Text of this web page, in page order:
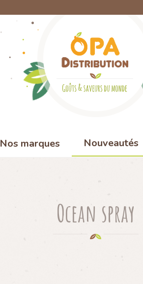
Nos marques Nouveautés
Ocean spray